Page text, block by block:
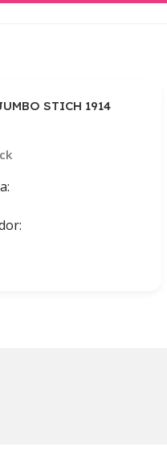
STICH 1914